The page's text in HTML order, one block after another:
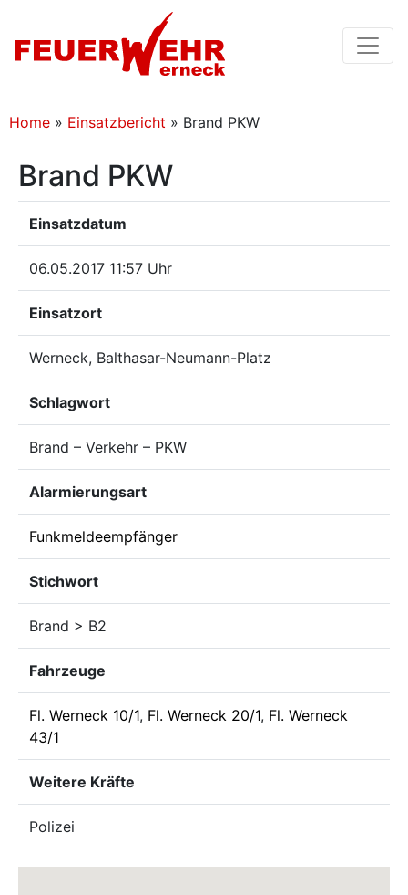
Home » Einsatzbericht » Brand PKW
Brand PKW
Einsatzdatum
06.05.2017 11:57 Uhr
Einsatzort
Werneck, Balthasar-Neumann-Platz
Schlagwort
Brand – Verkehr – PKW
Alarmierungsart
Funkmeldeempfänger
Stichwort
Brand > B2
Fahrzeuge
Fl. Werneck 10/1, Fl. Werneck 20/1, Fl. Werneck
43/1
Weitere Kräfte
Polizei